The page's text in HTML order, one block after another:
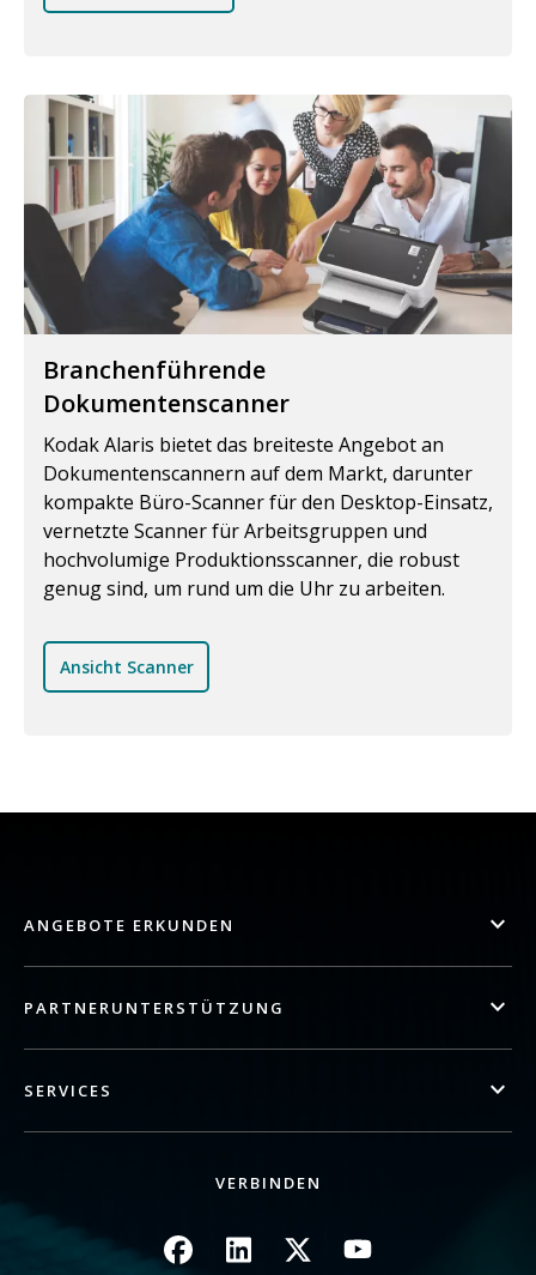
Branchenführende
Dokumentenscanner
Kodak Alaris bietet das breiteste Angebot an
Dokumentenscannern auf dem Markt, darunter
kompakte Büro-Scanner für den Desktop-Einsatz,
vernetzte Scanner für Arbeitsgruppen und
hochvolumige Produktionsscanner, die robust
genug sind, um rund um die Uhr zu arbeiten.
Ansicht Scanner
ANGEBOTE ERKUNDEN
PARTNERUNTERSTÜTZUNG
SERVICES
VERBINDEN
Bild Bild Bild Bild